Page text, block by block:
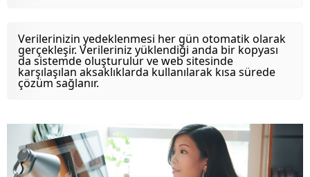
Verilerinizin yedeklenmesi her gün otomatik olarak
gerçekleşir. Verileriniz yüklendiği anda bir kopyası
da sistemde oluşturulur ve web sitesinde
karşılaşılan aksaklıklarda kullanılarak kısa sürede
çözüm sağlanır.